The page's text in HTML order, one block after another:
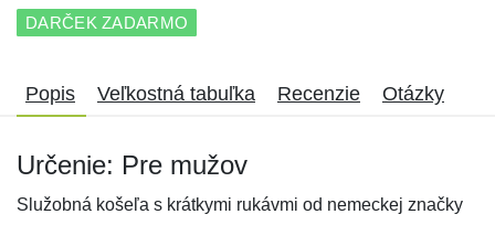
DARČEK ZADARMO
Popis Veľkostná tabuľka Recenzie Otázky
Určenie: Pre mužov
Služobná košeľa s krátkymi rukávmi od nemeckej značky